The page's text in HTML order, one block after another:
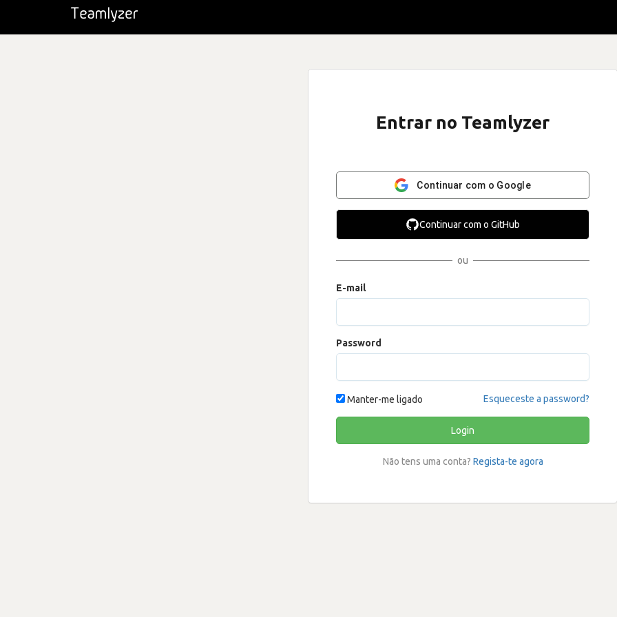
Entrar no Teamlyzer
Continuar com o Google
Continuar com o GitHub
ou
E-mail
Password
Manter-me ligado Esqueceste a password?
Login
Não tens uma conta? Regista-te agora